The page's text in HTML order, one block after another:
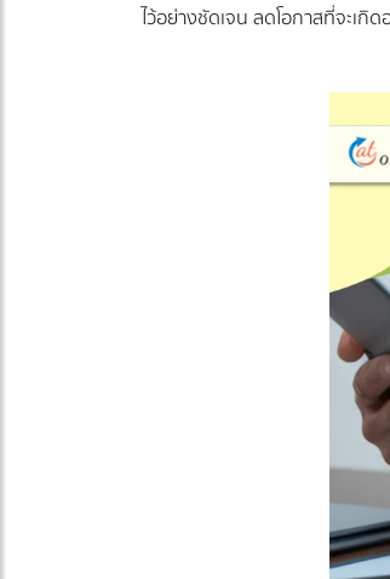
ไว้อย่างชัดเจน ลดโอกาสที่จะเ